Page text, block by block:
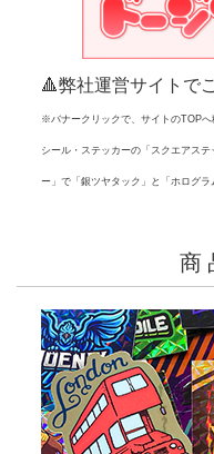
🔺弊社運営サイトで
※バナークリックで、サイトのTOPへ
シール・ステッカーの「スクエアス
ー」で「銀ツヤタック」と「ホログラ
商